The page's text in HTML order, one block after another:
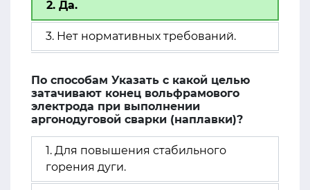
2. Да.
3. Нет нормативных требований.
По способам Указать с какой целью
затачивают конец вольфрамового
электрода при выполнении
аргонодуговой сварки (наплавки)?
1. Для повышения стабильного
горения дуги.